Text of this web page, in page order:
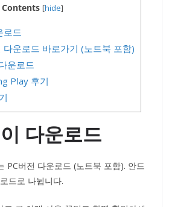
Contents [hide]
로드
다운로드 바로가기 (노트북 포함)
운로드
Play 후기
다운로드
PC버전 다운로드 (노트북 포함). 안드
드로 나뉩니다.